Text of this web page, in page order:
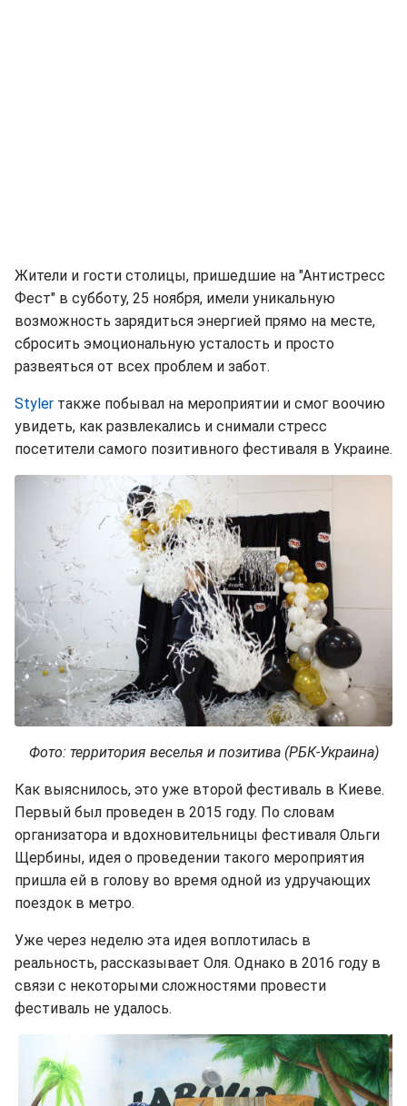
Жители и гости столицы, пришедшие на "Антистресс
Фест" в субботу, 25 ноября, имели уникальную
возможность зарядиться энергией прямо на месте,
сбросить эмоциональную усталость и просто
развеяться от всех проблем и забот.
Styler также побывал на мероприятии и смог воочию
увидеть, как развлекались и снимали стресс
посетители самого позитивного фестиваля в Украине.
Фото: территория веселья и позитива (РБК-Украина)
Как выяснилось, это уже второй фестиваль в Киеве.
Первый был проведен в 2015 году. По словам
организатора и вдохновительницы фестиваля Ольги
Щербины, идея о проведении такого мероприятия
пришла ей в голову во время одной из удручающих
поездок в метро.
Уже через неделю эта идея воплотилась в
реальность, рассказывает Оля. Однако в 2016 году в
связи с некоторыми сложностями провести
фестиваль не удалось.